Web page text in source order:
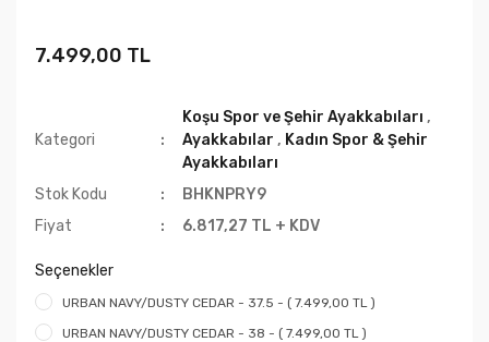
7.499,00 TL
Kategori
Koşu Spor ve Şehir Ayakkabıları ,
Ayakkabılar , Kadın Spor & Şehir
Ayakkabıları
Stok Kodu
BHKNPRY9
Fiyat
6.817,27 TL + KDV
Seçenekler
URBAN NAVY/DUSTY CEDAR - 37.5 - ( 7.499,00 TL )
URBAN NAVY/DUSTY CEDAR - 38 - ( 7.499,00 TL )